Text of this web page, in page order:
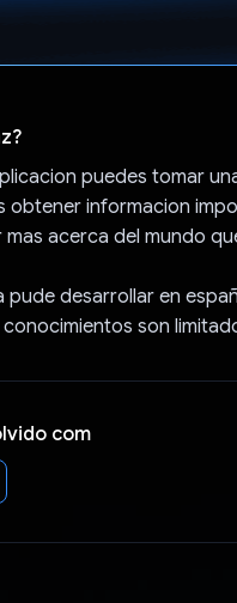
puedes tomar
obtener informacion
acerca del mundo
pude desarrollar en
conocimientos son
com